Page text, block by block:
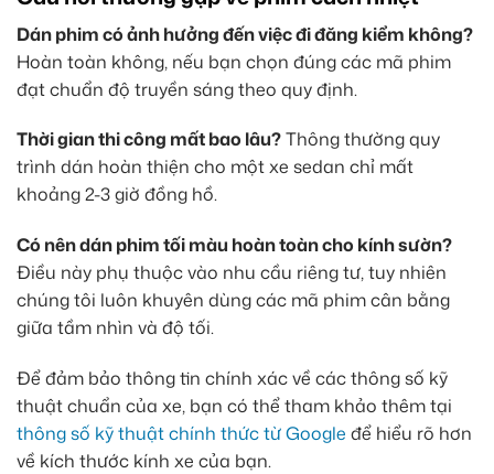
Dán phim có ảnh hưởng đến việc đi đăng kiểm không?
Hoàn toàn không, nếu bạn chọn đúng các mã phim
đạt chuẩn độ truyền sáng theo quy định.
Thời gian thi công mất bao lâu?Thông thường quy
trình dán hoàn thiện cho một xe sedan chỉ mất
khoảng 2-3 giờ đồng hồ.
Có nên dán phim tối màu hoàn toàn cho kính sườn?
Điều này phụ thuộc vào nhu cầu riêng tư, tuy nhiên
chúng tôi luôn khuyên dùng các mã phim cân bằng
giữa tầm nhìn và độ tối.
Để đảm bảo thông tin chính xác về các thông số kỹ
thuật chuẩn của xe, bạn có thể tham khảo thêm tại
thông số kỹ thuật chính thức từ Google để hiểu rõ hơn
về kích thước kính xe của bạn.